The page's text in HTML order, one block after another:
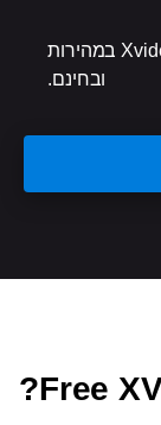
אפליקציה עוצמתית להורדת סרטוני Xvideos במהירות
ובחינם.